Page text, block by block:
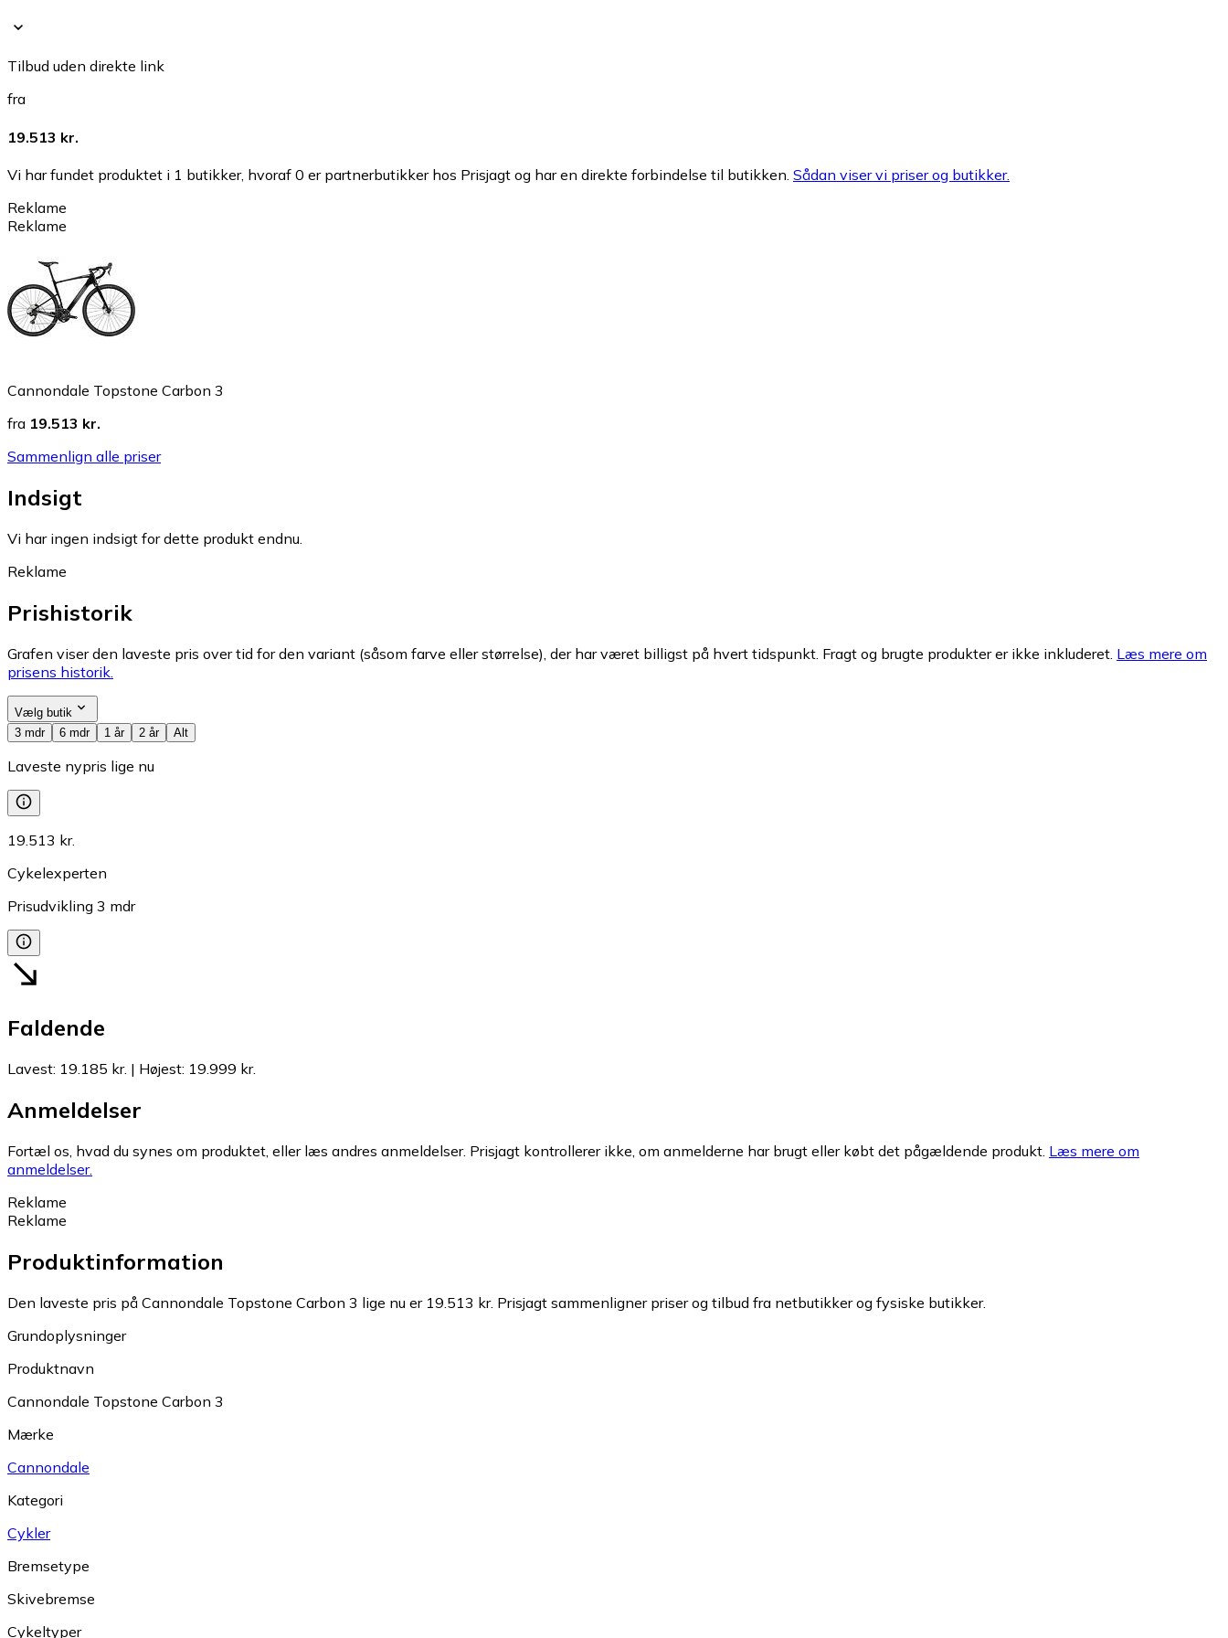
Tilbud uden direkte link
fra
19.513 kr.
Vi har fundet produktet i 1 butikker, hvoraf 0 er partnerbutikker hos Prisjagt og har en direkte forbindelse til butikken. Sådan viser vi priser og butikker.
Reklame
Reklame
Cannondale Topstone Carbon 3
fra 19.513 kr.
Sammenlign alle priser
Indsigt
Vi har ingen indsigt for dette produkt endnu.
Reklame
Prishistorik
Grafen viser den laveste pris over tid for den variant (såsom farve eller størrelse), der har været billigst på hvert tidspunkt. Fragt og brugte produkter er ikke inkluderet. Læs mere om
prisens historik.
Vælg butik
3 mdr
6 mdr 1 år 2 år Alt
Laveste nypris lige nu
19.513 kr.
Cykelexperten
Prisudvikling 3 mdr
Faldende
Lavest: 19.185 kr. | Højest: 19.999 kr.
Anmeldelser
Fortæl os, hvad du synes om produktet, eller læs andres anmeldelser. Prisjagt kontrollerer ikke, om anmelderne har brugt eller købt det pågældende produkt. Læs mere om
anmeldelser.
Reklame
Reklame
Produktinformation
Den laveste pris på Cannondale Topstone Carbon 3 lige nu er 19.513 kr. Prisjagt sammenligner priser og tilbud fra netbutikker og fysiske butikker.
Grundoplysninger
Produktnavn
Cannondale Topstone Carbon 3
Mærke
Cannondale
Kategori
Cykler
Bremsetype
Skivebremse
Cykeltyper